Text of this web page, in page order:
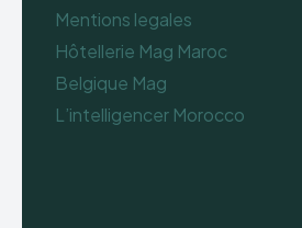
Mentions legales
Hôtellerie Mag Maroc
Belgique Mag
L’intelligencer Morocco